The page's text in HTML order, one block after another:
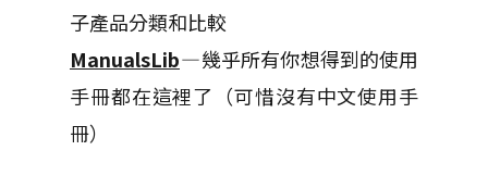
子產品分類和比較
ManualsLib— 幾乎所有你想得到的使用
手冊都在這裡了（可惜沒有中文使用手
冊）